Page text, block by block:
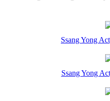
Ssang Yong
Ssang Yong